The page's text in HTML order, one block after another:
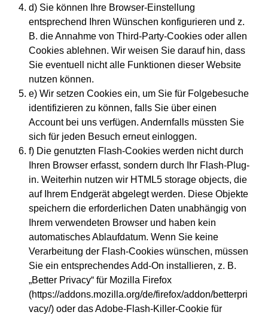
d) Sie können Ihre Browser-Einstellung
entsprechend Ihren Wünschen konfigurieren und z.
B. die Annahme von Third-Party-Cookies oder allen
Cookies ablehnen. Wir weisen Sie darauf hin, dass
Sie eventuell nicht alle Funktionen dieser Website
nutzen können.
e) Wir setzen Cookies ein, um Sie für Folgebesuche
identifizieren zu können, falls Sie über einen
Account bei uns verfügen. Andernfalls müssten Sie
sich für jeden Besuch erneut einloggen.
f) Die genutzten Flash-Cookies werden nicht durch
Ihren Browser erfasst, sondern durch Ihr Flash-Plug-
in. Weiterhin nutzen wir HTML5 storage objects, die
auf Ihrem Endgerät abgelegt werden. Diese Objekte
speichern die erforderlichen Daten unabhängig von
Ihrem verwendeten Browser und haben kein
automatisches Ablaufdatum. Wenn Sie keine
Verarbeitung der Flash-Cookies wünschen, müssen
Sie ein entsprechendes Add-On installieren, z. B.
„Better Privacy“ für Mozilla Firefox
(https://addons.mozilla.org/de/firefox/addon/betterpri
vacy/) oder das Adobe-Flash-Killer-Cookie für